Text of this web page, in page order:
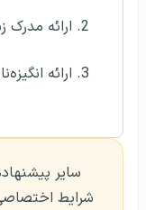
ارائه مدرک
ارائه
شرایط